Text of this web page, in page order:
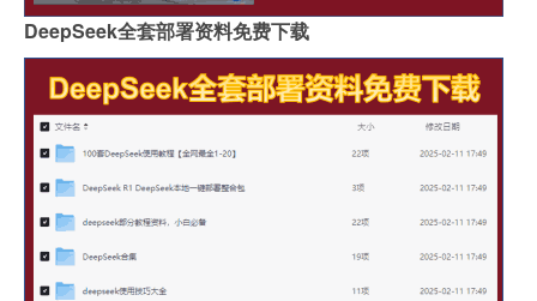
DeepSeek全套部署资料免费下载